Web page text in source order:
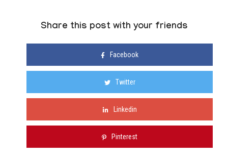
Share this post with your friends
Facebook
Twitter
Linkedin
Pinterest